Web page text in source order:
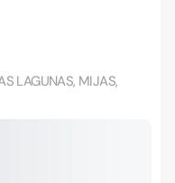
LAGUNAS, MIJAS,